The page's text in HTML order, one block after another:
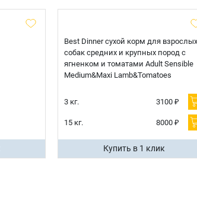
Best Dinner сухой корм для взрослых
собак средних и крупных пород с
ягненком и томатами Adult Sensible
Medium&Maxi Lamb&Tomatoes
3 кг. 3100 ₽
15 кг. 8000 ₽
Купить в 1 клик